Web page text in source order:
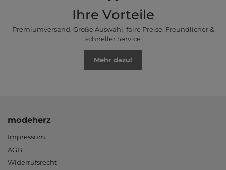
Ihre Vorteile
Premiumversand, Große Auswahl, faire Preise, Freundlicher &
schneller Service
Mehr dazu!
modeherz
Impressum
AGB
Widerrufsrecht